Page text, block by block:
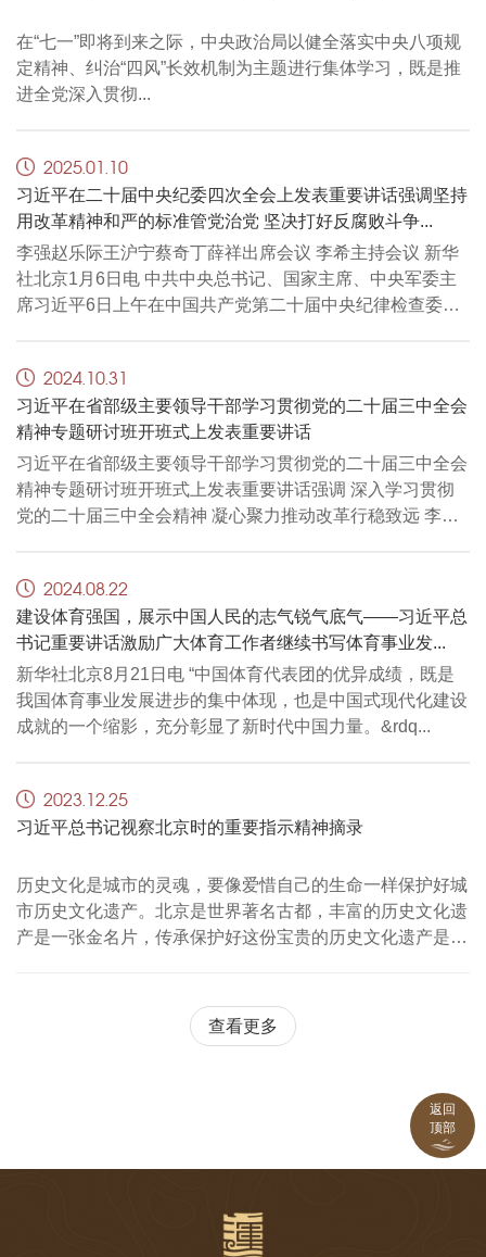
返回
顶部
在“七一”即将到来之际 ， 中央政治局以健全落实中央八项规
定精神、纠治“四风”长效机制为主题进行集体学习，既是推
进全党深入贯彻...
2025.01.10
习近平在二十届中央纪委四次全会上发表重要讲话强调坚持
用改革精神和严的标准管党治党 坚决打好反腐败斗争...
李强赵乐际王沪宁蔡奇丁薛祥出席会议 李希主持会议 新华
社北京1月6日电 中共中央总书记、国家主席、中央军委主
席习近平6日上午在中国共产党第二十届中央纪律检查委员
2024.10.31
习近平在省部级主要领导干部学习贯彻党的二十届三中全会
精神专题研讨班开班式上发表重要讲话
习近平在省部级主要领导干部学习贯彻党的二十届三中全会
精神专题研讨班开班式上发表重要讲话强调 深入学习贯彻
党的二十届三中全会精神 凝心聚力推动改革行稳致远 李强
2024.08.22
建设体育强国，展示中国人民的志气锐气底气——习近平总
书记重要讲话激励广大体育工作者继续书写体育事业发...
新华社北京8月21日电 “中国体育代表团的优异成绩 ， 既是
我国体育事业发展进步的集中体现，也是中国式现代化建设
成就的一个缩影 ， 充分彰显了新时代中国力量。&rdq...
2023.12.25
习近平总书记视察北京时的重要指示精神摘录
历史文化是城市的灵魂 ， 要像爱惜自己的生命一样保护好城
市历史文化遗产。北京是世界著名古都 ， 丰富的历史文化遗
产是一张金名片，传承保护好这份宝贵的历史文化遗产是首
查看更多